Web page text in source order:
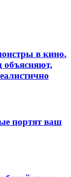
в кино.
объясняют,
портят ваш